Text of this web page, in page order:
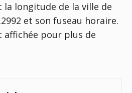
longitude de la ville de
et son fuseau horaire.
affichée pour plus de